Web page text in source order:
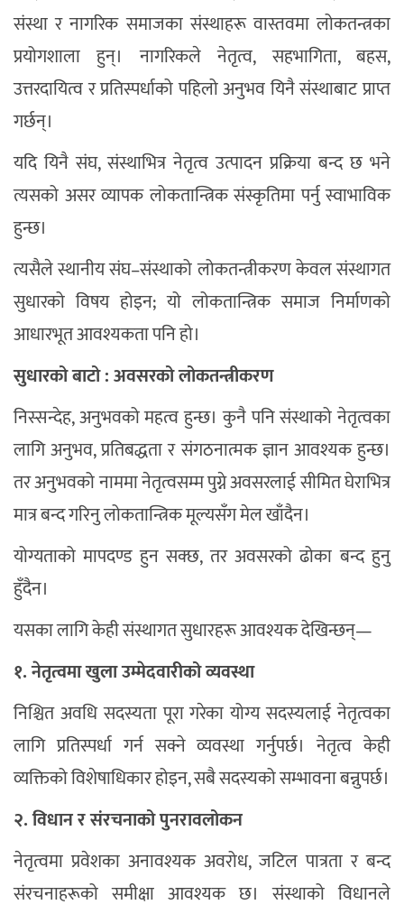
संस्था र नागरिक समाजका संस्थाहरू वास्तवमा लोकतन्त्रका
प्रयोगशाला हुन्। नागरिकले नेतृत्व, सहभागिता, बहस,
उत्तरदायित्व र प्रतिस्पर्धाको पहिलो अनुभव यिनै संस्थाबाट प्राप्त
गर्छन्।
यदि यिनै संघ, संस्थाभित्र नेतृत्व उत्पादन प्रक्रिया बन्द छ भने
त्यसको असर व्यापक लोकतान्त्रिक संस्कृतिमा पर्नु स्वाभाविक
हुन्छ।
त्यसैले स्थानीय संघ–संस्थाको लोकतन्त्रीकरण केवल संस्थागत
सुधारको विषय होइन; यो लोकतान्त्रिक समाज निर्माणको
आधारभूत आवश्यकता पनि हो।
सुधारको बाटो : अवसरको लोकतन्त्रीकरण
निस्सन्देह, अनुभवको महत्व हुन्छ। कुनै पनि संस्थाको नेतृत्वका
लागि अनुभव, प्रतिबद्धता र संगठनात्मक ज्ञान आवश्यक हुन्छ।
तर अनुभवको नाममा नेतृत्वसम्म पुग्ने अवसरलाई सीमित घेराभित्र
मात्र बन्द गरिनु लोकतान्त्रिक मूल्यसँग मेल खाँदैन।
योग्यताको मापदण्ड हुन सक्छ, तर अवसरको ढोका बन्द हुनु
हुँदैन।
यसका लागि केही संस्थागत सुधारहरू आवश्यक देखिन्छन्—
१. नेतृत्वमा खुला उम्मेदवारीको व्यवस्था
निश्चित अवधि सदस्यता पूरा गरेका योग्य सदस्यलाई नेतृत्वका
लागि प्रतिस्पर्धा गर्न सक्ने व्यवस्था गर्नुपर्छ। नेतृत्व केही
व्यक्तिको विशेषाधिकार होइन, सबै सदस्यको सम्भावना बन्नुपर्छ।
२. विधान र संरचनाको पुनरावलोकन
नेतृत्वमा प्रवेशका अनावश्यक अवरोध, जटिल पात्रता र बन्द
संरचनाहरूको समीक्षा आवश्यक छ। संस्थाको विधानले